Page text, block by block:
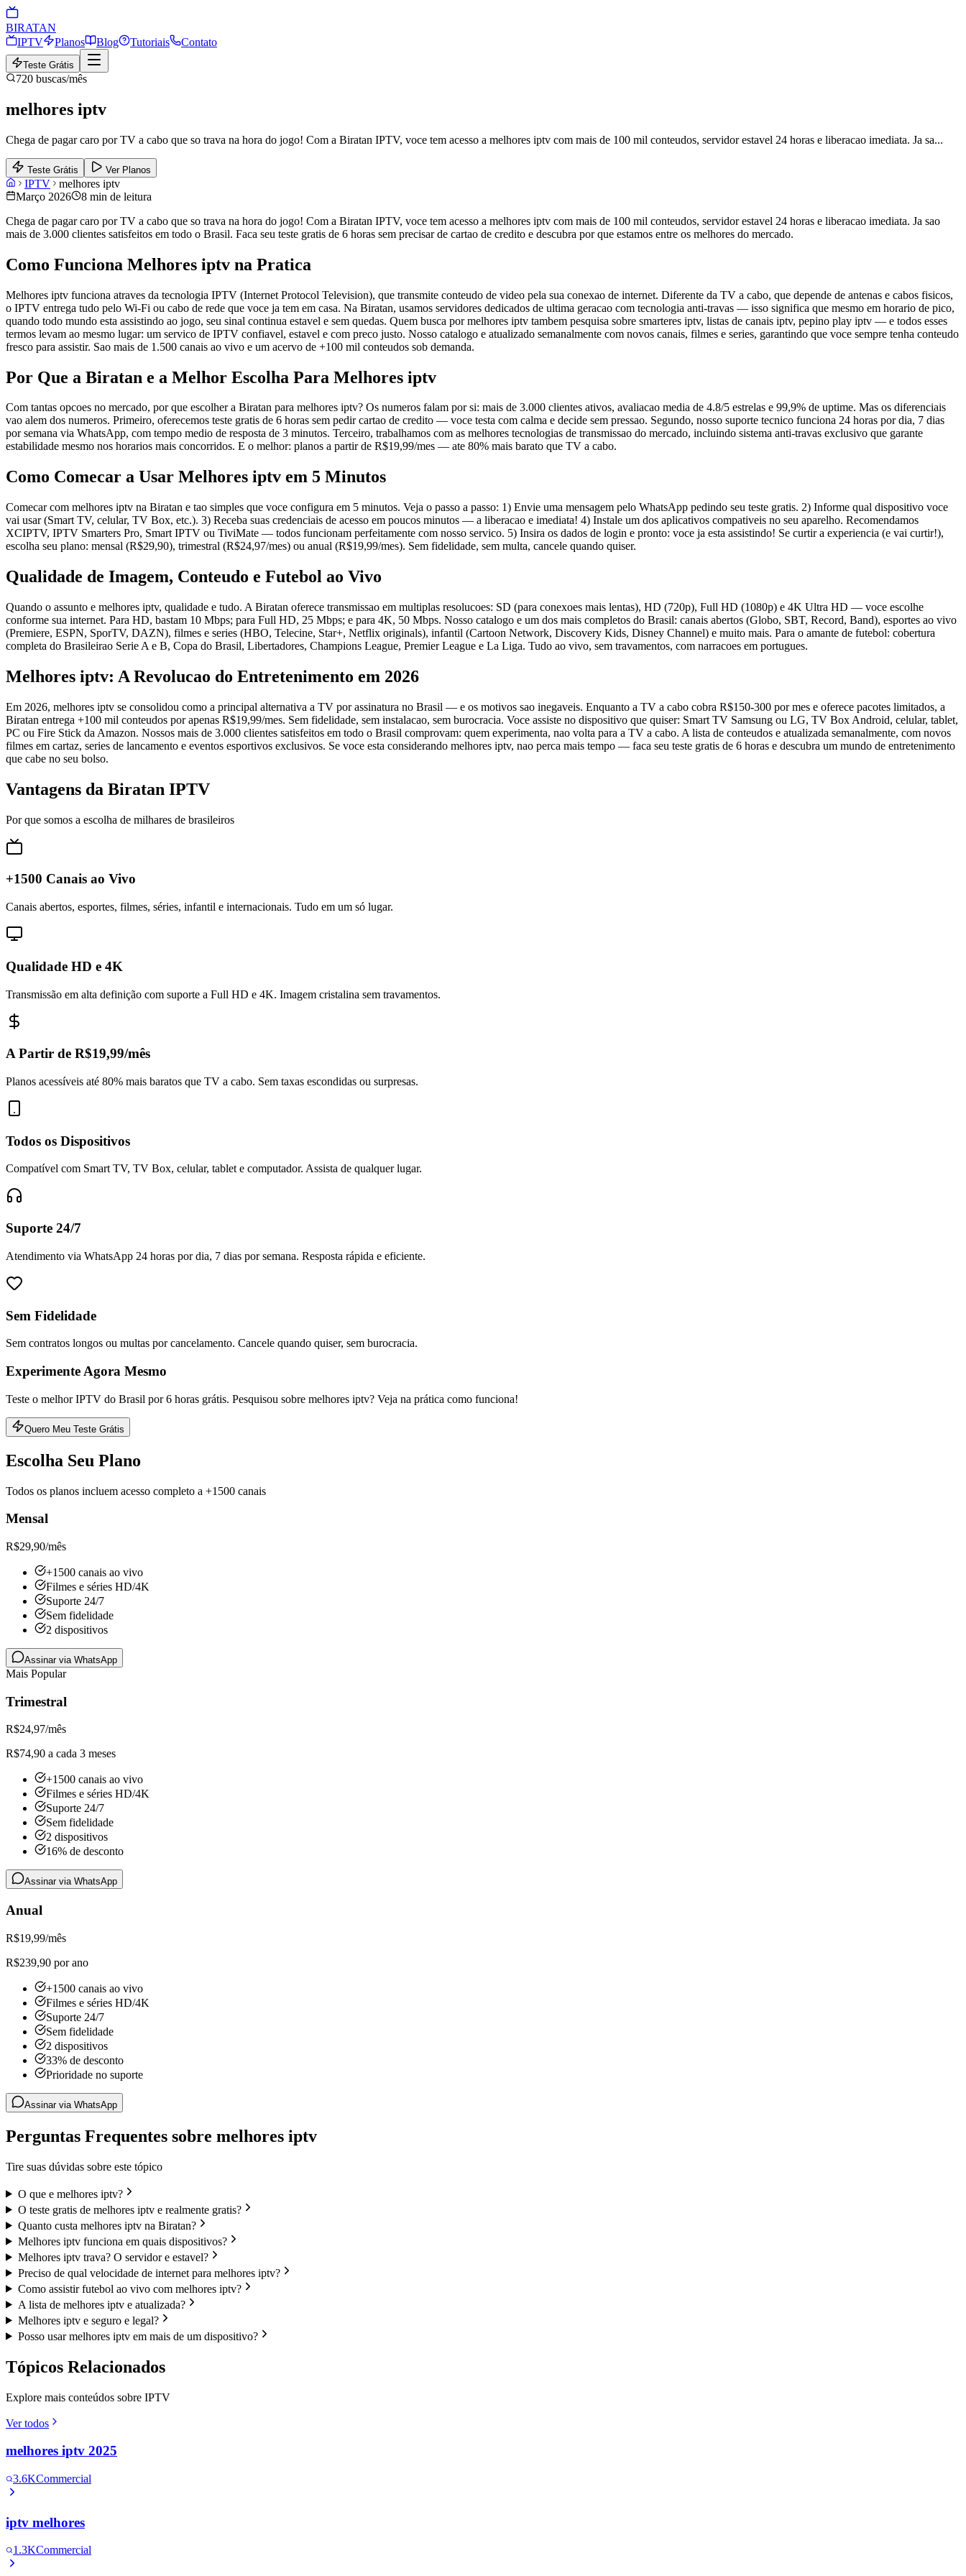
BIRATAN
IPTV
Planos Blog Tutoriais Contato
Teste Grátis
720 buscas/mês
melhores iptv
Chega de pagar caro por TV a cabo que so trava na hora do jogo! Com a Biratan IPTV, voce tem acesso a melhores iptv com mais de 100 mil conteudos, servidor estavel 24 horas e liberacao imediata. Ja sa...
Teste Grátis Ver Planos
IPTV
melhores iptv
Março 2026
8 min de leitura
Chega de pagar caro por TV a cabo que so trava na hora do jogo! Com a Biratan IPTV, voce tem acesso a melhores iptv com mais de 100 mil conteudos, servidor estavel 24 horas e liberacao imediata. Ja sao
mais de 3.000 clientes satisfeitos em todo o Brasil. Faca seu teste gratis de 6 horas sem precisar de cartao de credito e descubra por que estamos entre os melhores do mercado.
Como Funciona Melhores iptv na Pratica
Melhores iptv funciona atraves da tecnologia IPTV (Internet Protocol Television), que transmite conteudo de video pela sua conexao de internet. Diferente da TV a cabo, que depende de antenas e cabos fisicos,
o IPTV entrega tudo pelo Wi-Fi ou cabo de rede que voce ja tem em casa. Na Biratan, usamos servidores dedicados de ultima geracao com tecnologia anti-travas — isso significa que mesmo em horario de pico,
quando todo mundo esta assistindo ao jogo, seu sinal continua estavel e sem quedas. Quem busca por melhores iptv tambem pesquisa sobre smarteres iptv, listas de canais iptv, pepino play iptv — e todos esses
termos levam ao mesmo lugar: um servico de IPTV confiavel, estavel e com preco justo. Nosso catalogo e atualizado semanalmente com novos canais, filmes e series, garantindo que voce sempre tenha conteudo
fresco para assistir. Sao mais de 1.500 canais ao vivo e um acervo de +100 mil conteudos sob demanda.
Por Que a Biratan e a Melhor Escolha Para Melhores iptv
Com tantas opcoes no mercado, por que escolher a Biratan para melhores iptv? Os numeros falam por si: mais de 3.000 clientes ativos, avaliacao media de 4.8/5 estrelas e 99,9% de uptime. Mas os diferenciais
vao alem dos numeros. Primeiro, oferecemos teste gratis de 6 horas sem pedir cartao de credito — voce testa com calma e decide sem pressao. Segundo, nosso suporte tecnico funciona 24 horas por dia, 7 dias
por semana via WhatsApp, com tempo medio de resposta de 3 minutos. Terceiro, trabalhamos com as melhores tecnologias de transmissao do mercado, incluindo sistema anti-travas exclusivo que garante
estabilidade mesmo nos horarios mais concorridos. E o melhor: planos a partir de R$19,99/mes — ate 80% mais barato que TV a cabo.
Como Comecar a Usar Melhores iptv em 5 Minutos
Comecar com melhores iptv na Biratan e tao simples que voce configura em 5 minutos. Veja o passo a passo: 1) Envie uma mensagem pelo WhatsApp pedindo seu teste gratis. 2) Informe qual dispositivo voce
vai usar (Smart TV, celular, TV Box, etc.). 3) Receba suas credenciais de acesso em poucos minutos — a liberacao e imediata! 4) Instale um dos aplicativos compativeis no seu aparelho. Recomendamos
XCIPTV, IPTV Smarters Pro, Smart IPTV ou TiviMate — todos funcionam perfeitamente com nosso servico. 5) Insira os dados de login e pronto: voce ja esta assistindo! Se curtir a experiencia (e vai curtir!),
escolha seu plano: mensal (R$29,90), trimestral (R$24,97/mes) ou anual (R$19,99/mes). Sem fidelidade, sem multa, cancele quando quiser.
Qualidade de Imagem, Conteudo e Futebol ao Vivo
Quando o assunto e melhores iptv, qualidade e tudo. A Biratan oferece transmissao em multiplas resolucoes: SD (para conexoes mais lentas), HD (720p), Full HD (1080p) e 4K Ultra HD — voce escolhe
conforme sua internet. Para HD, bastam 10 Mbps; para Full HD, 25 Mbps; e para 4K, 50 Mbps. Nosso catalogo e um dos mais completos do Brasil: canais abertos (Globo, SBT, Record, Band), esportes ao vivo
(Premiere, ESPN, SporTV, DAZN), filmes e series (HBO, Telecine, Star+, Netflix originals), infantil (Cartoon Network, Discovery Kids, Disney Channel) e muito mais. Para o amante de futebol: cobertura
completa do Brasileirao Serie A e B, Copa do Brasil, Libertadores, Champions League, Premier League e La Liga. Tudo ao vivo, sem travamentos, com narracoes em portugues.
Melhores iptv: A Revolucao do Entretenimento em 2026
Em 2026, melhores iptv se consolidou como a principal alternativa a TV por assinatura no Brasil — e os motivos sao inegaveis. Enquanto a TV a cabo cobra R$150-300 por mes e oferece pacotes limitados, a
Biratan entrega +100 mil conteudos por apenas R$19,99/mes. Sem fidelidade, sem instalacao, sem burocracia. Voce assiste no dispositivo que quiser: Smart TV Samsung ou LG, TV Box Android, celular, tablet,
PC ou Fire Stick da Amazon. Nossos mais de 3.000 clientes satisfeitos em todo o Brasil comprovam: quem experimenta, nao volta para a TV a cabo. A lista de conteudos e atualizada semanalmente, com novos
filmes em cartaz, series de lancamento e eventos esportivos exclusivos. Se voce esta considerando melhores iptv, nao perca mais tempo — faca seu teste gratis de 6 horas e descubra um mundo de entretenimento
que cabe no seu bolso.
Vantagens da Biratan IPTV
Por que somos a escolha de milhares de brasileiros
+1500 Canais ao Vivo
Canais abertos, esportes, filmes, séries, infantil e internacionais. Tudo em um só lugar.
Qualidade HD e 4K
Transmissão em alta definição com suporte a Full HD e 4K. Imagem cristalina sem travamentos.
A Partir de R$19,99/mês
Planos acessíveis até 80% mais baratos que TV a cabo. Sem taxas escondidas ou surpresas.
Todos os Dispositivos
Compatível com Smart TV, TV Box, celular, tablet e computador. Assista de qualquer lugar.
Suporte 24/7
Atendimento via WhatsApp 24 horas por dia, 7 dias por semana. Resposta rápida e eficiente.
Sem Fidelidade
Sem contratos longos ou multas por cancelamento. Cancele quando quiser, sem burocracia.
Experimente Agora Mesmo
Teste o melhor IPTV do Brasil por 6 horas grátis. Pesquisou sobre melhores iptv? Veja na prática como funciona!
Quero Meu Teste Grátis
Escolha Seu Plano
Todos os planos incluem acesso completo a +1500 canais
Mensal
R$29,90/mês
+1500 canais ao vivo
Filmes e séries HD/4K
Suporte 24/7
Sem fidelidade
2 dispositivos
Assinar via WhatsApp
Mais Popular
Trimestral
R$24,97/mês
R$74,90 a cada 3 meses
+1500 canais ao vivo
Filmes e séries HD/4K
Suporte 24/7
Sem fidelidade
2 dispositivos
16% de desconto
Assinar via WhatsApp
Anual
R$19,99/mês
R$239,90 por ano
+1500 canais ao vivo
Filmes e séries HD/4K
Suporte 24/7
Sem fidelidade
2 dispositivos
33% de desconto
Prioridade no suporte
Assinar via WhatsApp
Perguntas Frequentes sobre melhores iptv
Tire suas dúvidas sobre este tópico
O que e melhores iptv?
O teste gratis de melhores iptv e realmente gratis?
Quanto custa melhores iptv na Biratan?
Melhores iptv funciona em quais dispositivos?
Melhores iptv trava? O servidor e estavel?
Preciso de qual velocidade de internet para melhores iptv?
Como assistir futebol ao vivo com melhores iptv?
A lista de melhores iptv e atualizada?
Melhores iptv e seguro e legal?
Posso usar melhores iptv em mais de um dispositivo?
Tópicos Relacionados
Explore mais conteúdos sobre IPTV
Ver todos
melhores iptv 2025
3.6KCommercial
iptv melhores
1.3KCommercial